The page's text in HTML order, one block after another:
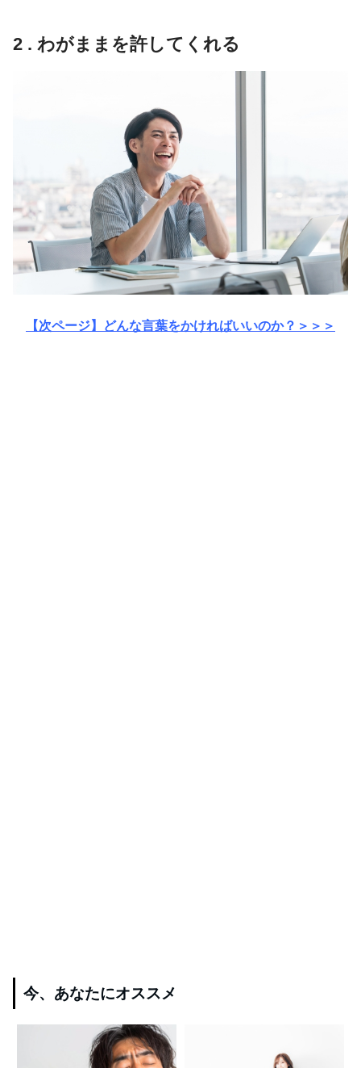
2 . わがままを許してくれる
【次ページ】どんな言葉をかければいいのか？＞＞＞
今、あなたにオススメ